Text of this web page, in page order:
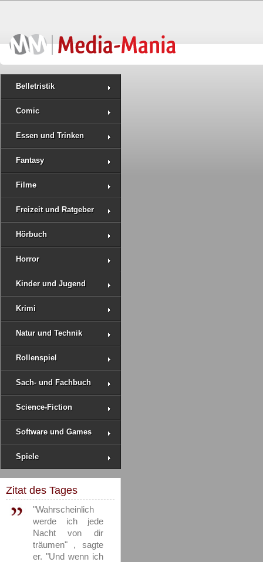
Belletristik
Comic
Essen und Trinken
Fantasy
Filme
Freizeit und Ratgeber
Hörbuch
Horror
Kinder und Jugend
Krimi
Natur und Technik
Rollenspiel
Sach- und Fachbuch
Science-Fiction
Software und Games
Spiele
Zitat des Tages
"Wahrscheinlich
werde ich jede
Nacht von dir
träumen" , sagte
er. "Und wenn ich